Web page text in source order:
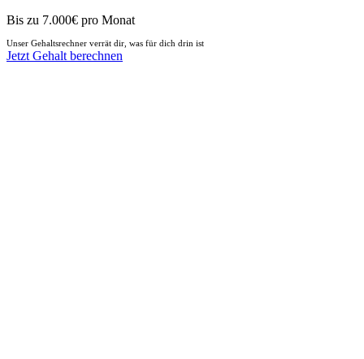
Bis zu 7.000€ pro Monat
Unser Gehaltsrechner verrät dir, was für dich drin ist
Jetzt Gehalt berechnen